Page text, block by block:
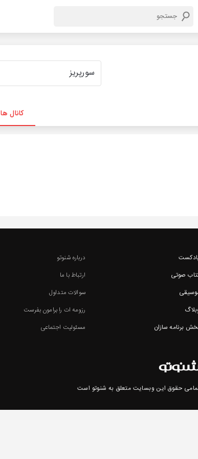
کانال ها
صوتی
برنامه سازان
درباره شنوتو
ارتباط با ما
سوالات متداول
رزومه ات را برامون بفرست
مسئولیت اجتماعی
حقوق این وبسایت متعلق به شنوتو است